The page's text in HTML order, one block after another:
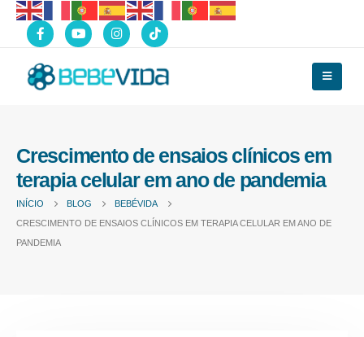
Crescimento de ensaios clínicos em
terapia celular em ano de pandemia
INÍCIO BLOG
BEBÉVIDA
CRESCIMENTO DE ENSAIOS CLÍNICOS EM TERAPIA CELULAR EM ANO DE
PANDEMIA